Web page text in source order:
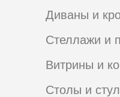
Диваны и
Столы и
Витрины и
Стеллажи и